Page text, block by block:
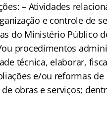
– Atividades
e controle de
do Ministério Público
procedimentos
técnica, elaborar,
e/ou reformas
obras e serviços;